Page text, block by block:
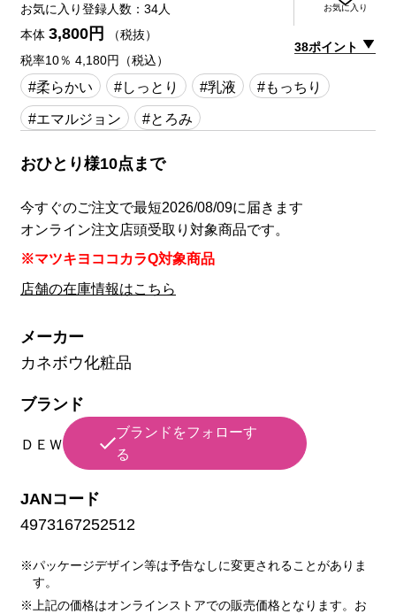
お気に入り登録人数：34人
お気に入り
本体 3,800円
（税抜）
税率10％ 4,180円（税込）
38ポイント
#柔らかい #しっとり #乳液
#もっちり
#エマルジョン
#とろみ
おひとり様10点まで
今すぐのご注文で最短2026/08/09に届きます
オンライン注文店頭受取り対象商品です。
※マツキヨココカラQ対象商品
店舗の在庫情報はこちら
メーカー
カネボウ化粧品
ブランド
ＤＥＷ
ブランドをフォローす
る
JANコード
4973167252512
※パッケージデザイン等は予告なしに変更されることがありま
す。
※上記の価格はオンラインストアでの販売価格となります。お